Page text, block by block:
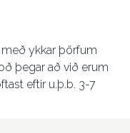
ykkar þörfum
þegar að við erum
eftir u.þ.b. 3-7